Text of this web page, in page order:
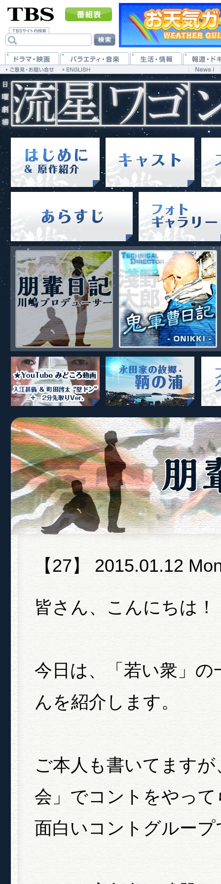
【27】 2015.01.12
皆さん、こんにちは！
今日は、「若い衆」の
んを紹介します。
ご本人も書いてます
会」でコントをやっ
面白いコントグループ